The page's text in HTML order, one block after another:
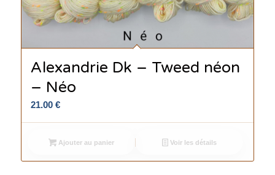
Alexandrie Dk – Tweed néon
– Néo
21.00 €
Ajouter au panier Voir les détails